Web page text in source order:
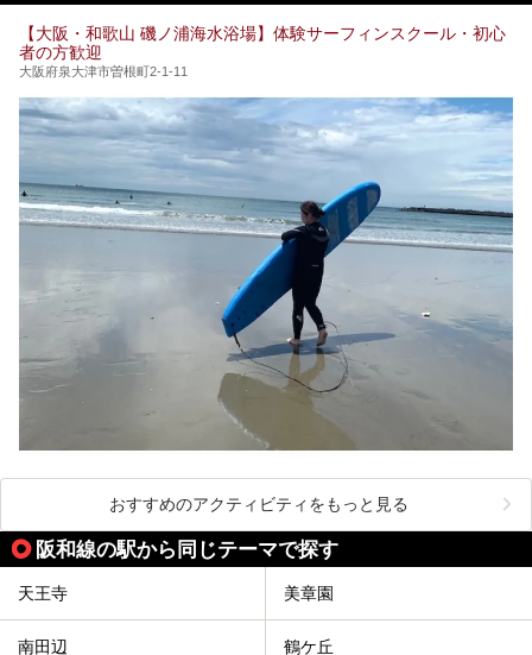
【大阪・和歌山 磯ノ浦海水浴場】体験サーフィンスクール・初心
者の方歓迎
大阪府泉大津市曽根町2-1-11
おすすめのアクティビティをもっと見る
阪和線の駅から同じテーマで探す
天王寺 美章園
南田辺 鶴ケ丘